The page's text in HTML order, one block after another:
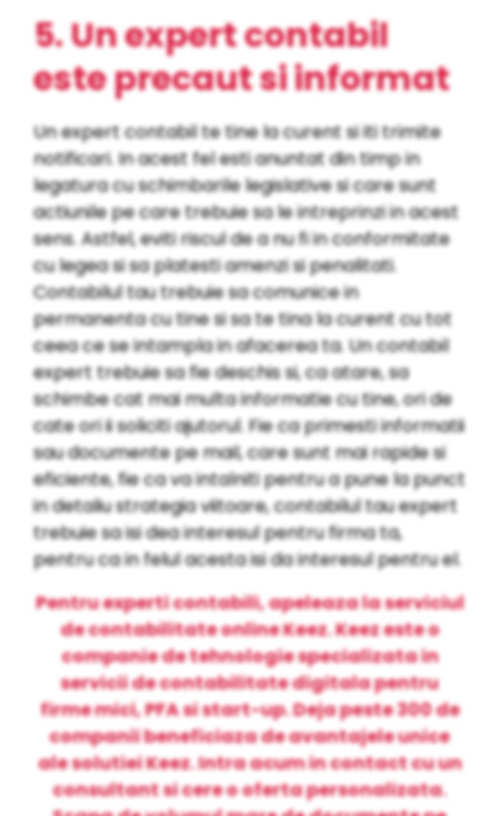
5. Un expert contabil
este precaut si informat
Un expert contabil te tine la curent si iti trimite
notificari. In acest fel esti anuntat din timp in
legatura cu schimbarile legislative si care sunt
actiunile pe care trebuie sa le intreprinzi in acest
sens. Astfel, eviti riscul de a nu fi in conformitate
cu legea si sa platesti amenzi si penalitati.
Contabilul tau trebuie sa comunice in
permanenta cu tine si sa te tina la curent cu tot
ceea ce se intampla in afacerea ta. Un contabil
expert trebuie sa fie deschis si, ca atare, sa
schimbe cat mai multa informatie cu tine, ori de
cate ori ii soliciti ajutorul. Fie ca primesti informatii
sau documente pe mail, care sunt mai rapide si
eficiente, fie ca va intalniti pentru a pune la punct
in detaliu strategia viitoare, contabilul tau expert
trebuie sa isi dea interesul pentru firma ta,
pentru ca in felul acesta isi da interesul pentru el.
Pentru experti contabili, apeleaza la serviciul
de contabilitate online Keez. Keez este o
companie de tehnologie specializata in
servicii de contabilitate digitala pentru
firme mici, PFA si start-up. Deja peste 300 de
companii beneficiaza de avantajele unice
ale solutiei Keez. Intra acum in contact cu un
consultant si cere o oferta personalizata.